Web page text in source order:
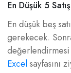
En Düşük 5
En düşük beş
gerekecek.
değerlendirmesi
Excelsayfasını